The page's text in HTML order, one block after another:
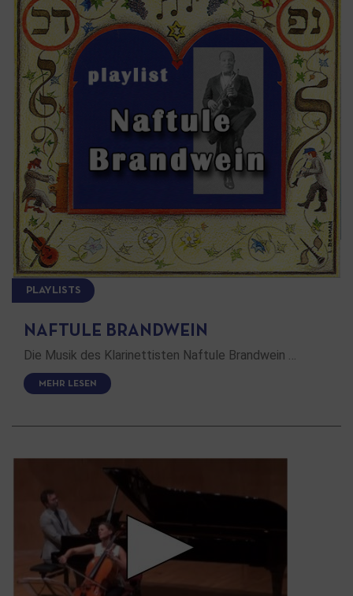
PLAYLISTS
NAFTULE BRANDWEIN
Die Musik des Klarinettisten Naftule Brandwein …
MEHR LESEN